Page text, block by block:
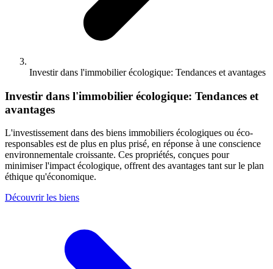
Investir dans l'immobilier écologique: Tendances et avantages
Investir dans l'immobilier écologique: Tendances et
avantages
L'investissement dans des biens immobiliers écologiques ou éco-
responsables est de plus en plus prisé, en réponse à une conscience
environnementale croissante. Ces propriétés, conçues pour
minimiser l'impact écologique, offrent des avantages tant sur le plan
éthique qu'économique.
Découvrir les biens